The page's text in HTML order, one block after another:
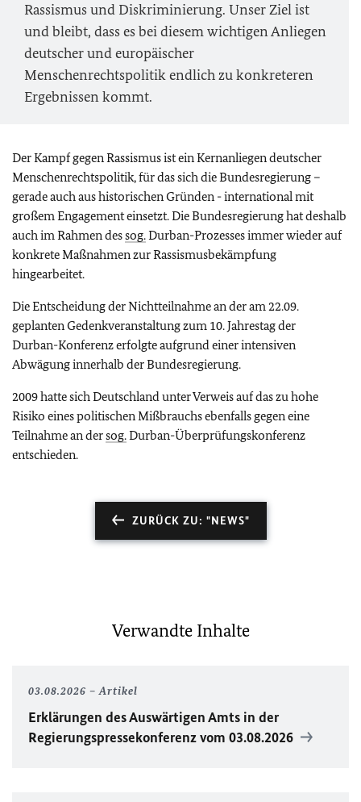
Rassismus und Diskriminierung. Unser Ziel ist
und bleibt, dass es bei diesem wichtigen Anliegen
deutscher und europäischer
Menschenrechtspolitik endlich zu konkreteren
Ergebnissen kommt.
Der Kampf gegen Rassismus ist ein Kernanliegen deutscher
Menschenrechtspolitik, für das sich die Bundesregierung –
gerade auch aus historischen Gründen - international mit
großem Engagement einsetzt. Die Bundesregierung hat deshalb
auch im Rahmen dessog.Durban-Prozesses immer wieder auf
konkrete Maßnahmen zur Rassismusbekämpfung
hingearbeitet.
Die Entscheidung der Nichtteilnahme an der am 22.09.
geplanten Gedenkveranstaltung zum 10. Jahrestag der
Durban-Konferenz erfolgte aufgrund einer intensiven
Abwägung innerhalb der Bundesregierung.
2009 hatte sich Deutschland unter Verweis auf das zu hohe
Risiko eines politischen Mißbrauchs ebenfalls gegen eine
Teilnahme an dersog.Durban-Überprüfungskonferenz
entschieden.
ZURÜCK ZU: "NEWS"
Verwandte Inhalte
03.08.2026 Artikel
Erklärungen des Auswärtigen Amts in der
Regierungspressekonferenz vom 03.08.2026